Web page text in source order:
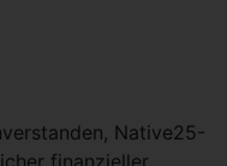
Native25-
finanzieller